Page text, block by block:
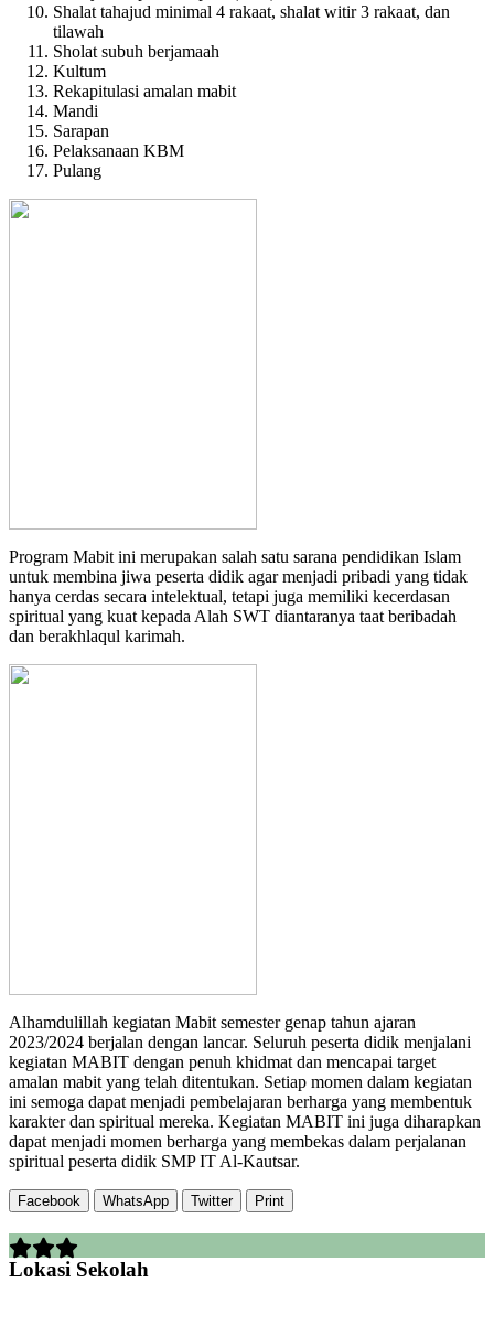
Shalat tahajud minimal 4 rakaat, shalat witir 3 rakaat, dan
tilawah
Sholat subuh berjamaah
Kultum
Rekapitulasi amalan mabit
Mandi
Sarapan
Pelaksanaan KBM
Pulang
Program Mabit ini merupakan salah satu sarana pendidikan Islam
untuk membina jiwa peserta didik agar menjadi pribadi yang tidak
hanya cerdas secara intelektual, tetapi juga memiliki kecerdasan
spiritual yang kuat kepada Alah SWT diantaranya taat beribadah
dan berakhlaqul karimah.
Alhamdulillah kegiatan Mabit semester genap tahun ajaran
2023/2024 berjalan dengan lancar. Seluruh peserta didik menjalani
kegiatan MABIT dengan penuh khidmat dan mencapai target
amalan mabit yang telah ditentukan. Setiap momen dalam kegiatan
ini semoga dapat menjadi pembelajaran berharga yang membentuk
karakter dan spiritual mereka. Kegiatan MABIT ini juga diharapkan
dapat menjadi momen berharga yang membekas dalam perjalanan
spiritual peserta didik SMP IT Al-Kautsar.
Facebook WhatsApp Twitter Print
Lokasi Sekolah